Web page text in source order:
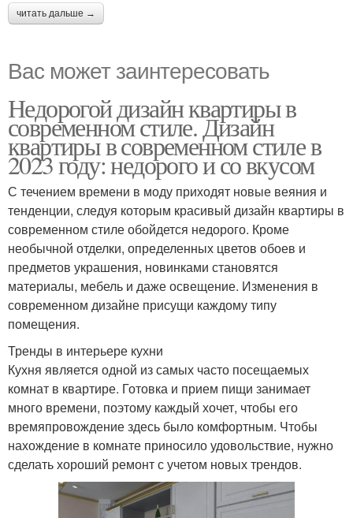
читать дальше →
Вас может заинтересовать
Недорогой дизайн квартиры в
современном стиле. Дизайн
квартиры в современном стиле в
2023 году: недорого и со вкусом
С течением времени в моду приходят новые веяния и
тенденции, следуя которым красивый дизайн квартиры в
современном стиле обойдется недорого. Кроме
необычной отделки, определенных цветов обоев и
предметов украшения, новинками становятся
материалы, мебель и даже освещение. Изменения в
современном дизайне присущи каждому типу
помещения.
Тренды в интерьере кухни
Кухня является одной из самых часто посещаемых
комнат в квартире. Готовка и прием пищи занимает
много времени, поэтому каждый хочет, чтобы его
времяпровождение здесь было комфортным. Чтобы
нахождение в комнате приносило удовольствие, нужно
сделать хороший ремонт с учетом новых трендов.